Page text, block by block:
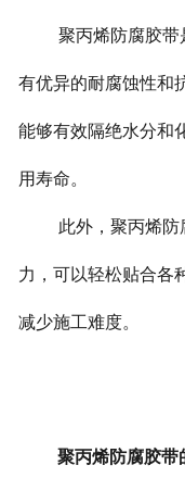
聚丙烯防腐胶
有优异的耐腐蚀性和
能够有效隔绝水分和
用寿命。
此外，聚丙烯
力，可以轻松贴合各
减少施工难度。
聚丙烯防腐胶带